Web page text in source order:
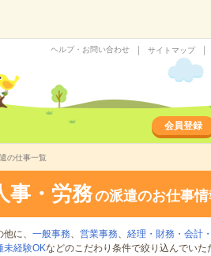
ヘルプ・お問い合わせ サイトマップ
会員登録
の仕事一覧
事・労務の派遣のお仕事
に、 一般事務、 営業事務、 経理・財務・会計
未経験OKなどのこだわり条件で絞り込んでいた